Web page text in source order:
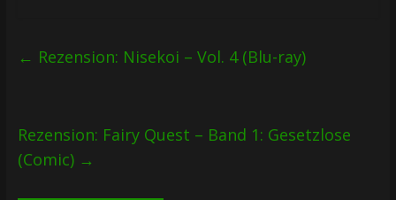
← Rezension: Nisekoi – Vol. 4 (Blu-ray)
Rezension: Fairy Quest – Band 1: Gesetzlose
(Comic) →